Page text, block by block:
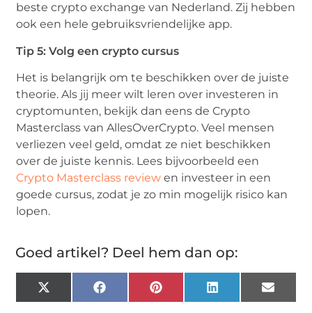
beste crypto exchange van Nederland. Zij hebben
ook een hele gebruiksvriendelijke app.
Tip 5: Volg een crypto cursus
Het is belangrijk om te beschikken over de juiste
theorie. Als jij meer wilt leren over investeren in
cryptomunten, bekijk dan eens de Crypto
Masterclass van AllesOverCrypto. Veel mensen
verliezen veel geld, omdat ze niet beschikken
over de juiste kennis. Lees bijvoorbeeld een
Crypto Masterclass review en investeer in een
goede cursus, zodat je zo min mogelijk risico kan
lopen.
Goed artikel? Deel hem dan op:
X
(Twitter)
FacebookPinterest LinkedIn Email